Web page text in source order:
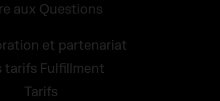
aux Questions
et partenariat
tarifs Fulfillment
Tarifs